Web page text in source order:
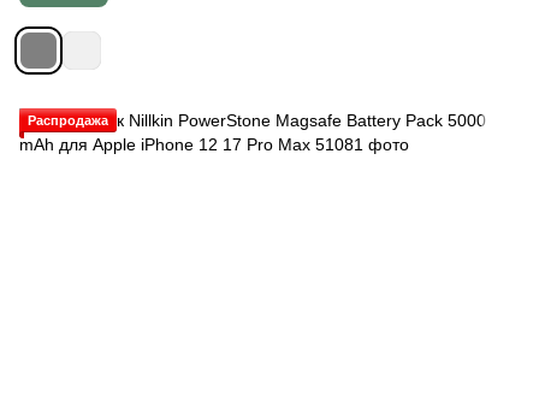
Распродажа